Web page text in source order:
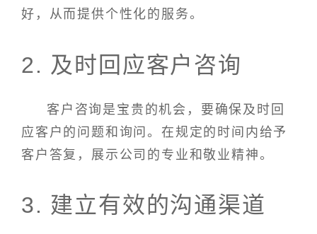
好，从而提供个性化的服务。
2. 及时回应客户咨询
客户咨询是宝贵的机会，要确保及时回
应客户的问题和询问。在规定的时间内给予
客户答复，展示公司的专业和敬业精神。
3. 建立有效的沟通渠道